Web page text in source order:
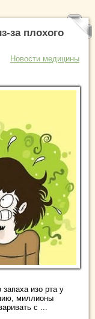
за плохого
Новости медицины
изо рта у
миллионы
с ...